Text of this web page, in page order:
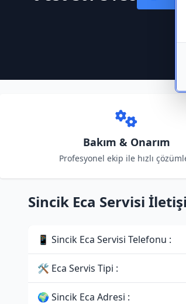
Bakım & Onarım
Profesyonel ekip ile hızlı
Sincik Eca Servisi
📱 Sincik Eca Servisi Telefonu :
🛠 Eca Servis Tipi :
🌍 Sincik Eca Adresi :